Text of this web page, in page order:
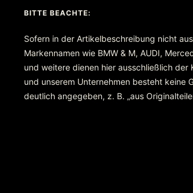
BITTE BEACHTE:
Sofern in der Artikelbeschreibung nicht
Markennamen wie BMW & M, AUDI,
und weitere dienen hier ausschließlich
und unserem Unternehmen besteht keine
deutlich angegeben, z. B. „aus